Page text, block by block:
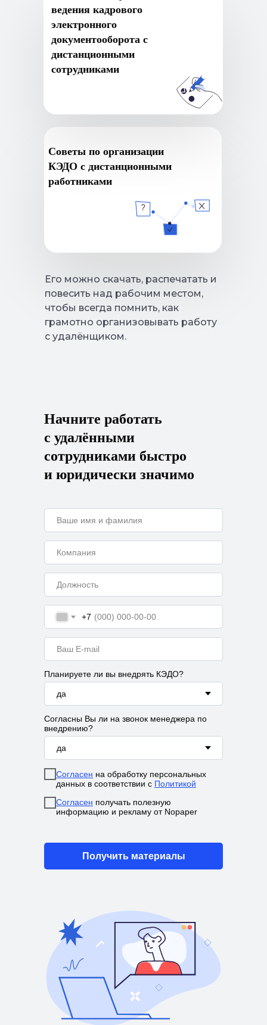
Cоветы по организации
КЭДО с дистанционными
работниками
ведения кадрового
электронного
документооборота с
дистанционными
сотрудниками
Его можно скачать, распечатать и
повесить над рабочим местом,
чтобы всегда помнить, как
грамотно организовывать работу
с удалёнщиком.
+7
Планируете ли вы внедрять КЭДО?
Согласны Вы ли на звонок менеджера по
внедрению?
Согласен на обработку персональных
данных в соответствии с Политикой
Согласен получать полезную
информацию и рекламу от Nopaper
Получить материалы
Начните работать
с удалёнными
сотрудниками быстро
и юридически значимо
г. Москва, ИЦ Сколково, Большой бульвар, д.
42, стр. 1, эт. 0, пом. 264, рм 4
Зарегистрированы в реестрах:
Компания-резидент:
2026 ООО «Акоммерс»
Интеллектуальная собственность
Пользовательское соглашение
Политика организации в отношении обработки
персональных данных на сайте nopaper.ru
Правовая информация
SLA технической поддержки
Информация о поддерживаемых Nopaper
База знаний